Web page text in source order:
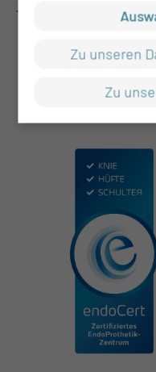
Tumorzentrum
Zu unseren
Zu